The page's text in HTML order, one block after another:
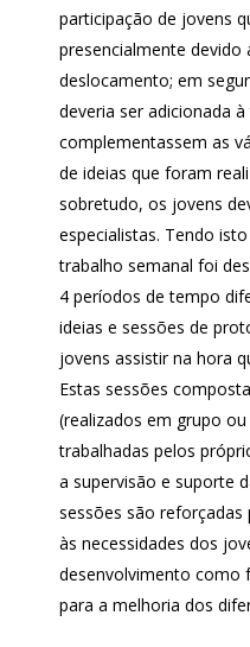
participação de jovens
presencialmente devido
deslocamento; em
deveria ser adicionada
complementassem as
de ideias que foram
sobretudo, os jovens
especialistas. Tendo
trabalho semanal foi
4 períodos de tempo
ideias e sessões de
jovens assistir na hora
Estas sessões
(realizados em grupo
trabalhadas pelos
a supervisão e suporte
sessões são
às necessidades dos
desenvolvimento como
para a melhoria dos